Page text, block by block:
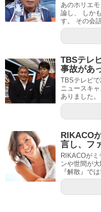
あのホリエ
論し、 しか
す。 その会
TBSテレ
事故があ
TBSテレビ
ニュースキ
ありました。
RIKACO
言し、フ
RIKACOが
ンや世間が
『解散』で